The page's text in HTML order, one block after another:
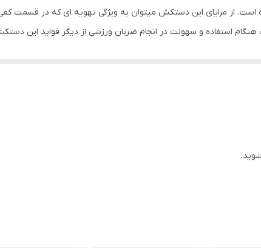
بوکس , ووشو , کیک بوکس
از مزایای این دستکش میتوان به ویژگی تهویه ای که در قسمت
استفاده و سهولت در انجام ضربان ورزشی از دیگر فواید این